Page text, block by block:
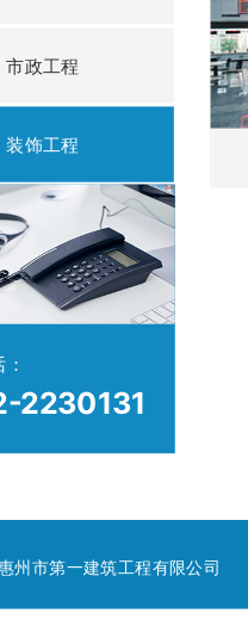
市政工程
装饰工程
2230131
惠州市第一建筑工程有限